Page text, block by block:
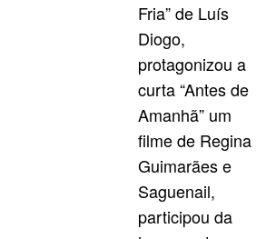
Fria” de Luís
Diogo,
protagonizou a
curta “Antes de
Amanhã” um
filme de Regina
Guimarães e
Saguenail,
participou da